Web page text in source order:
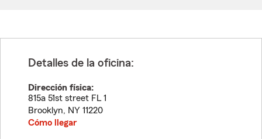
Detalles de la oficina:
Dirección física:
815a 51st street FL 1
Brooklyn, NY 11220
Cómo llegar